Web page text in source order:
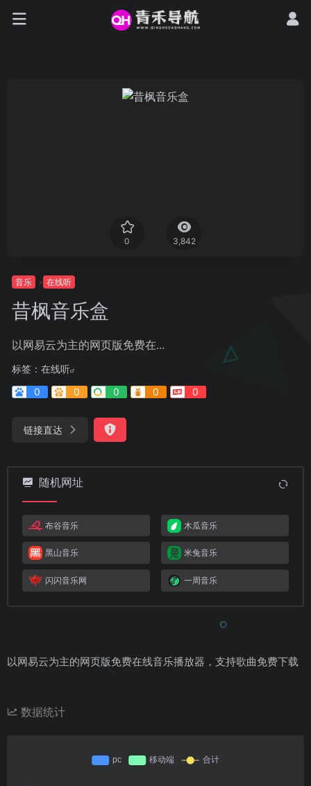
0 3,842
音乐 在线听
昔枫音乐盒
以网易云为主的网页版免费在...
标签： 在线听
0
0 0 0 0
链接直达
随机网址
布谷音乐 木瓜音乐
黑山音乐 米兔音乐
闪闪音乐网 一周音乐
以网易云为主的网页版免费在线音乐播放器，支持歌曲免费下载
数据统计